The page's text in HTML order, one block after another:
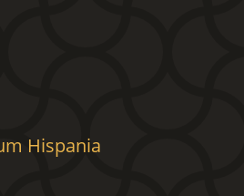
Hispania